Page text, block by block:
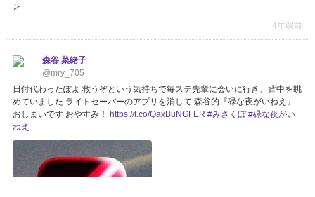
ン
4年弱前
森谷 菜緒子
@mry_705
日付代わったぽよ 救うぞという気持ちで毎ステ先輩に会いに行き、背中を眺
めていました ライトセーバーのアプリを消して 森谷的『碌な夜がいねえ』
おしまいです おやすみ！
https://t.co/QaxBuNGFER #みさくぼ #碌な夜がい
ねえ